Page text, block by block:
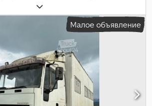
, тип передачи:
отопитель стояночный,
Малое объявление